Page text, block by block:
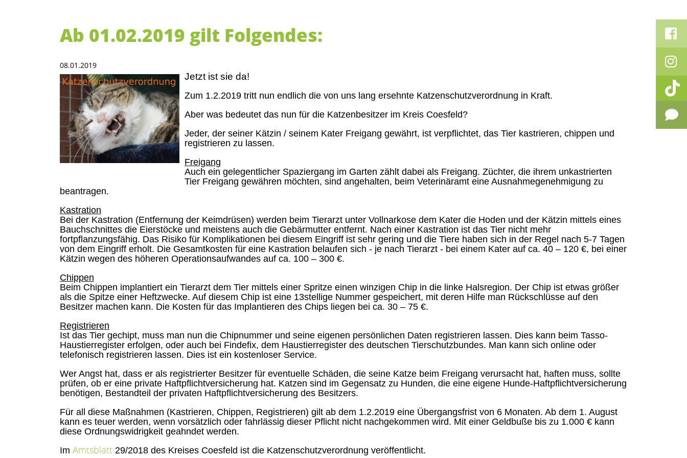
Ab 01.02.2019 gilt Folgendes:
08.01.2019
Jetzt ist sie da!
Zum 1.2.2019 tritt nun endlich die von uns lang ersehnte Katzenschutzverordnung in Kraft.
Aber was bedeutet das nun für die Katzenbesitzer im Kreis Coesfeld?
Jeder, der seiner Kätzin / seinem Kater Freigang gewährt, ist verpflichtet, das Tier kastrieren, chippen und
registrieren zu lassen.
Freigang
Auch ein gelegentlicher Spaziergang im Garten zählt dabei als Freigang. Züchter, die ihrem unkastrierten
Tier Freigang gewähren möchten, sind angehalten, beim Veterinäramt eine Ausnahmegenehmigung zu
beantragen.
Kastration
Bei der Kastration (Entfernung der Keimdrüsen) werden beim Tierarzt unter Vollnarkose dem Kater die Hoden und der Kätzin mittels eines
Bauchschnittes die Eierstöcke und meistens auch die Gebärmutter entfernt. Nach einer Kastration ist das Tier nicht mehr
fortpflanzungsfähig. Das Risiko für Komplikationen bei diesem Eingriff ist sehr gering und die Tiere haben sich in der Regel nach 5-7 Tagen
von dem Eingriff erholt. Die Gesamtkosten für eine Kastration belaufen sich - je nach Tierarzt - bei einem Kater auf ca. 40 – 120 €, bei einer
Kätzin wegen des höheren Operationsaufwandes auf ca. 100 – 300 €.
Chippen
Beim Chippen implantiert ein Tierarzt dem Tier mittels einer Spritze einen winzigen Chip in die linke Halsregion. Der Chip ist etwas größer
als die Spitze einer Heftzwecke. Auf diesem Chip ist eine 13stellige Nummer gespeichert, mit deren Hilfe man Rückschlüsse auf den
Besitzer machen kann. Die Kosten für das Implantieren des Chips liegen bei ca. 30 – 75 €.
Registrieren
Ist das Tier gechipt, muss man nun die Chipnummer und seine eigenen persönlichen Daten registrieren lassen. Dies kann beim Tasso-
Haustierregister erfolgen, oder auch bei Findefix, dem Haustierregister des deutschen Tierschutzbundes. Man kann sich online oder
telefonisch registrieren lassen. Dies ist ein kostenloser Service.
Wer Angst hat, dass er als registrierter Besitzer für eventuelle Schäden, die seine Katze beim Freigang verursacht hat, haften muss, sollte
prüfen, ob er eine private Haftpflichtversicherung hat. Katzen sind im Gegensatz zu Hunden, die eine eigene Hunde-Haftpflichtversicherung
benötigen, Bestandteil der privaten Haftpflichtversicherung des Besitzers.
Für all diese Maßnahmen (Kastrieren, Chippen, Registrieren) gilt ab dem 1.2.2019 eine Übergangsfrist von 6 Monaten. Ab dem 1. August
kann es teuer werden, wenn vorsätzlich oder fahrlässig dieser Pflicht nicht nachgekommen wird. Mit einer Geldbuße bis zu 1.000 € kann
diese Ordnungswidrigkeit geahndet werden.
Im Amtsblatt 29/2018 des Kreises Coesfeld ist die Katzenschutzverordnung veröffentlicht.